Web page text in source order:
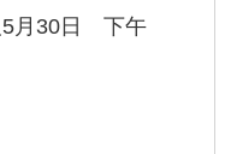
5月30日 下午